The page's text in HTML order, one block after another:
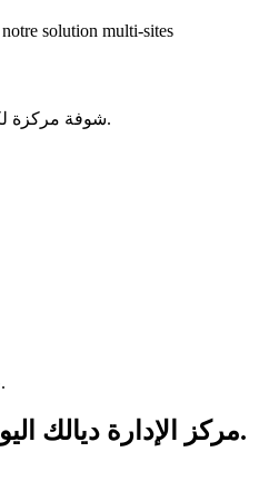
solution multi-sites
شوفة مركزة لكاع الكالوندريات التحريرية ديالك.
0 خطر د النشر فالحساب الغالط.
مركز الإدارة ديالك اليوم. أكتيفي الأوتوبيلوت.